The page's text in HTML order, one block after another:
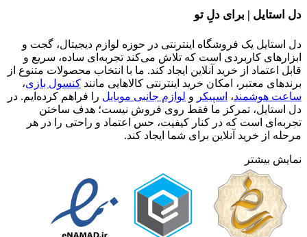
دل استایل | برای دلِ تو
دل استایل یک فروشگاه اینترنتی در حوزه لوازم دیجیتال، گجت و
ابزارهای کاربردی است که تلاش می‌کند تجربه‌ای ساده، سریع و
قابل اعتماد از خرید آنلاین ایجاد کند. ما با انتخاب محصولات متنوع از
برندهای معتبر، امکان خرید اینترنتی کالاهایی مانند کنسول بازی،
ساعت هوشمند، اسپیکر و لوازم جانبی موبایل را فراهم کرده‌ایم. در
دل استایل، تمرکز ما فقط روی فروش نیست؛ هدف ساختن
تجربه‌ای است که در کنار کیفیت، حس اعتماد و راحتی را در هر
مرحله از خرید آنلاین برای شما ایجاد کند.
نمایش بیشتر